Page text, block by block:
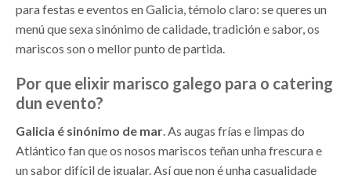
para festas e eventos en Galicia, témolo claro: se queres un
menú que sexa sinónimo de calidade, tradición e sabor, os
mariscos son o mellor punto de partida.
Por que elixir marisco galego para o catering
dun evento?
Galicia é sinónimo de mar. As augas frías e limpas do
Atlántico fan que os nosos mariscos teñan unha frescura e
un sabor difícil de igualar. Así que non é unha casualidade